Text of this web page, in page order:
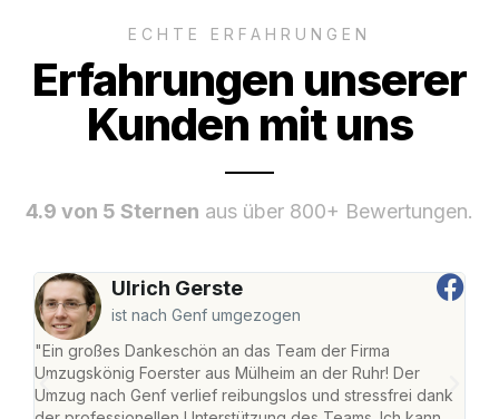
ECHTE ERFAHRUNGEN
Erfahrungen unserer
Kunden mit uns
4.9 von 5 Sternen aus über 800+ Bewertungen.
Ulrich Gerste
ist nach Genf umgezogen
"Ein großes Dankeschön an das Team der Firma
Umzugskönig Foerster aus Mülheim an der Ruhr! Der
Umzug nach Genf verlief reibungslos und stressfrei dank